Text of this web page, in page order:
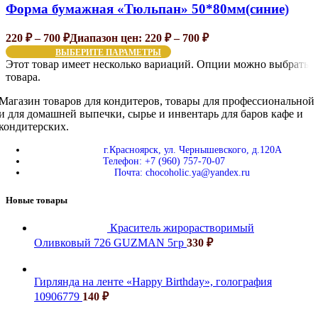
Форма бумажная «Тюльпан» 50*80мм(синие)
220 ₽ – 700 ₽Диапазон цен: 220 ₽ – 700 ₽
ВЫБЕРИТЕ ПАРАМЕТРЫ
Этот товар имеет несколько вариаций. Опции можно выбрать
товара.
товаров для кондитеров, товары для профессиональной
для домашней выпечки, сырье и инвентарь для баров кафе и
г.Красноярск, ул. Чернышевского, д.120А
Телефон: +7 (960) 757-70-07
Почта: chocoholic.ya@yandex.ru
Новые товары
Краситель жирорастворимый
Оливковый 726 GUZMAN 5гр 330 ₽
Гирлянда на ленте «Happy Birthday», голография
10906779 140 ₽